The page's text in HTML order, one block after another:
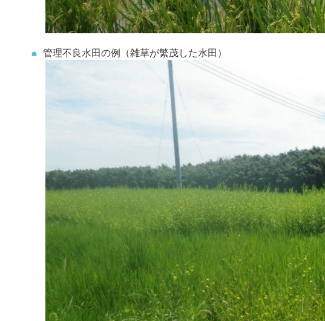
管理不良水田の例（雑草が繁茂した水田）